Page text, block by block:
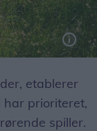
etablerer
har prioriteret,
spiller.